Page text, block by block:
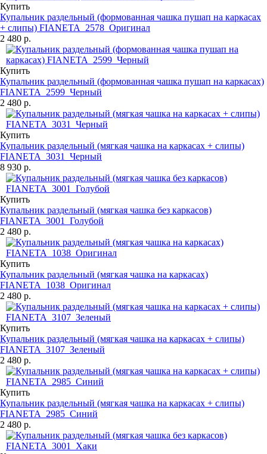
Купить
Купальник раздельный (формованная чашка пушап на каркасах
+ слипы) FIANETA_2578_Оригинал
2 480 р.
Купить
Купальник раздельный (формованная чашка пушап на каркасах)
FIANETA_2599_Черный
2 480 р.
Купить
Купальник раздельный (мягкая чашка на каркасах + слипы)
FIANETA_3031_Черный
8 930 р.
Купить
Купальник раздельный (мягкая чашка без каркасов)
FIANETA_3001_Голубой
2 480 р.
Купить
Купальник раздельный (мягкая чашка на каркасах)
FIANETA_1038_Оригинал
2 480 р.
Купить
Купальник раздельный (мягкая чашка на каркасах + слипы)
FIANETA_3107_Зеленый
2 480 р.
Купить
Купальник раздельный (мягкая чашка на каркасах + слипы)
FIANETA_2985_Синий
2 480 р.